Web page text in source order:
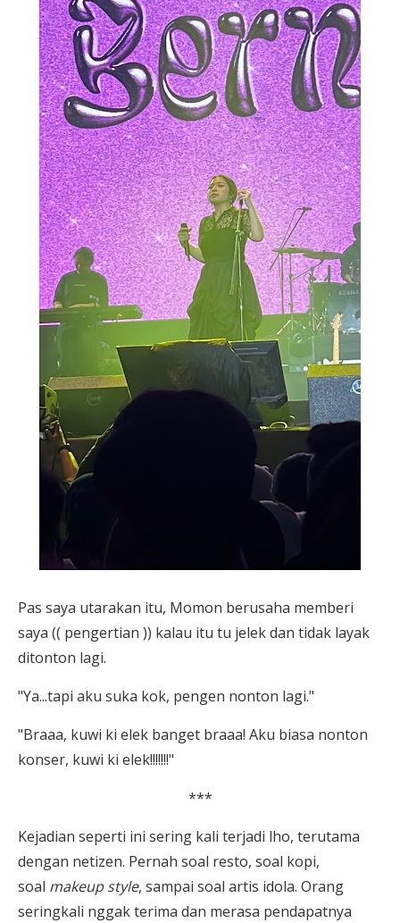
Pas saya utarakan itu, Momon berusaha memberi
saya (( pengertian )) kalau itu tu jelek dan tidak layak
ditonton lagi.
"Ya...tapi aku suka kok, pengen nonton lagi."
"Braaa, kuwi ki elek banget braaa! Aku biasa nonton
konser, kuwi ki elek!!!!!!!"
***
Kejadian seperti ini sering kali terjadi lho, terutama
dengan netizen. Pernah soal resto, soal kopi,
soal makeup style, sampai soal artis idola. Orang
seringkali nggak terima dan merasa pendapatnya